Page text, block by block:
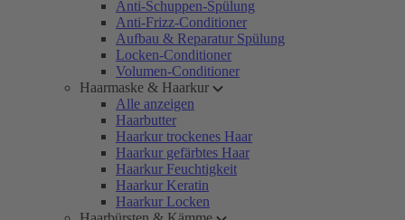
Anti-Schuppen-Spülung
Anti-Frizz-Conditioner
Aufbau & Reparatur Spülung
Locken-Conditioner
Volumen-Conditioner
Haarmaske & Haarkur
Alle anzeigen
Haarbutter
Haarkur trockenes Haar
Haarkur gefärbtes Haar
Haarkur Feuchtigkeit
Haarkur Keratin
Haarkur Locken